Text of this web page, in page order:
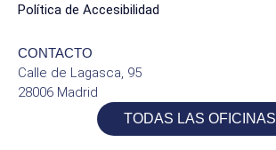
Política de Accesibilidad
CONTACTO
Calle de Lagasca, 95
28006 Madrid
TODAS LAS OFICINAS